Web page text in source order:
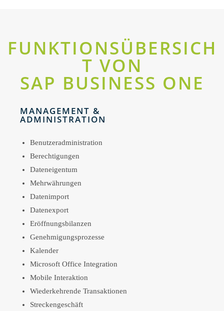
FUNKTIONSÜBERSICH
T VON
SAP BUSINESS ONE
MANAGEMENT &
ADMINISTRATION
Benutzeradministration
Berechtigungen
Dateneigentum
Mehrwährungen
Datenimport
Datenexport
Eröffnungsbilanzen
Genehmigungsprozesse
Kalender
Microsoft Office Integration
Mobile Interaktion
Wiederkehrende Transaktionen
Streckengeschäft